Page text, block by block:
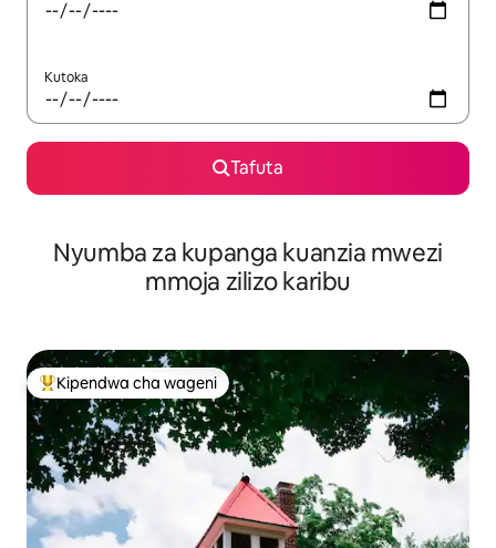
Kutoka
Tafuta
Nyumba za kupanga kuanzia mwezi
mmoja zilizo karibu
Kipendwa maarufu cha wageni
Kipendwa cha wageni